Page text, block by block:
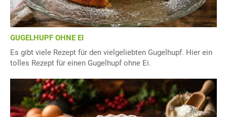
GUGELHUPF OHNE EI
Es gibt viele Rezept für den vielgeliebten Gugelhupf. Hier ein
tolles Rezept für einen Gugelhupf ohne Ei.